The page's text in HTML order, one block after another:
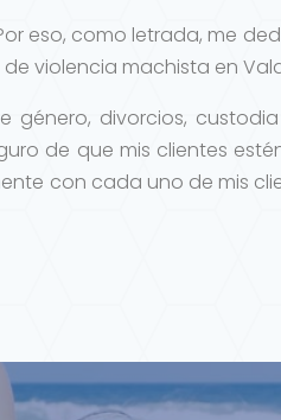
eso, como letrada, me
violencia machista en
género, divorcios,
de que mis clientes
con cada uno de mis